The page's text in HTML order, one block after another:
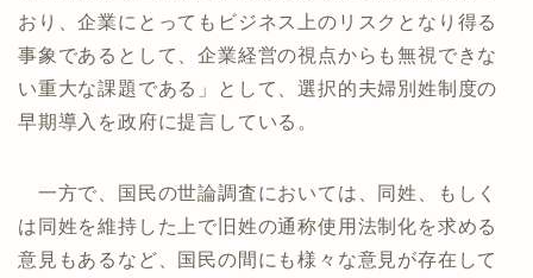
おり、企業にとってもビジネス上のリスクとなり得る
事象であるとして、企業経営の視点からも無視できな
い重大な課題である」として、選択的夫婦別姓制度の
早期導入を政府に提言している。
一方で、国民の世論調査においては、同姓、もしく
は同姓を維持した上で旧姓の通称使用法制化を求める
意見もあるなど、国民の間にも様々な意見が存在して